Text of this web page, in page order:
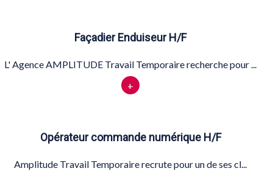
Façadier Enduiseur H/F
L' Agence AMPLITUDE Travail Temporaire recherche pour ...
+
Opérateur commande numérique H/F
Amplitude Travail Temporaire recrute pour un de ses cl...